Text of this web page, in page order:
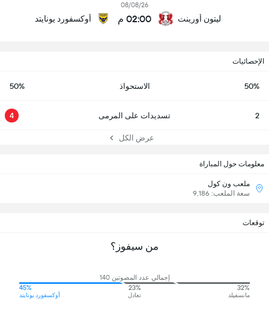
ليتون أورينت
08/08/26
02:00 م أوكسفورد يونايتد
الإحصائيات
50% الاستحواذ 50%
2 تسديدات على المرمى 4
عرض الكل
معلومات حول المباراة
ملعب ون كول
سعة الملعب: 9,186
توقعات
من سيفوز؟
إجمالي عدد المصوتين 140
32%
مانسفيلد
23%
تعادل
45%
أوكسفورد يونايتد